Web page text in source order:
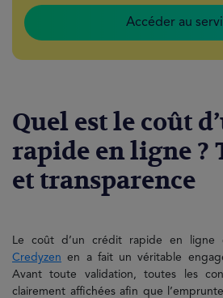
Accéder au
Quel est le coût
rapide en ligne ?
et transparence
Le coût d’un crédit rapide en
Credyzen en a fait un véritable
Avant toute validation, toutes les
clairement affichées afin que